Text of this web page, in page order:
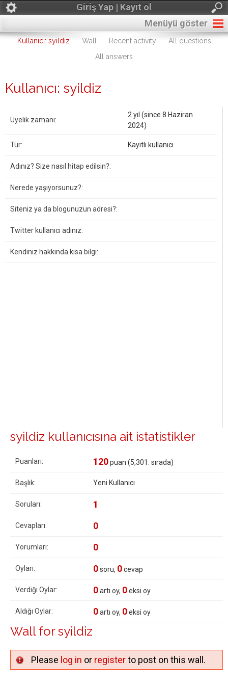
Giriş Yap | Kayıt ol
Menüyü göster
Kullanıcı: syildiz Wall Recent activity
All questions
All answers
Kullanıcı: syildiz
Üyelik zamanı:
2 yıl (since 8 Haziran
2024)
Tür: Kayıtlı kullanıcı
Adınız? Size nasıl hitap edilsin?:
Nerede yaşıyorsunuz?:
Siteniz ya da blogunuzun adresi?:
Twitter kullanıcı adınız:
Kendiniz hakkında kısa bilgi:
syildiz kullanıcısına ait istatistikler
Puanları: 120puan (5,301 . sırada)
Başlık: Yeni Kullanıcı
Soruları: 1
Cevapları: 0
Yorumları: 0
Oyları: 0soru, 0cevap
Verdiği Oylar: 0artı oy, 0eksi oy
Aldığı Oylar: 0artı oy, 0eksi oy
Wall for syildiz
Please log in or registerto post on this wall.